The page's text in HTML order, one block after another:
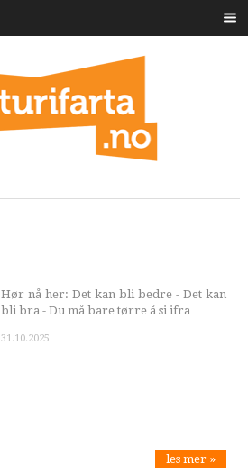
Hør nå her: Det kan bli bedre - Det kan
bli bra - Du må bare tørre å si ifra …
31.10.2025
les mer »